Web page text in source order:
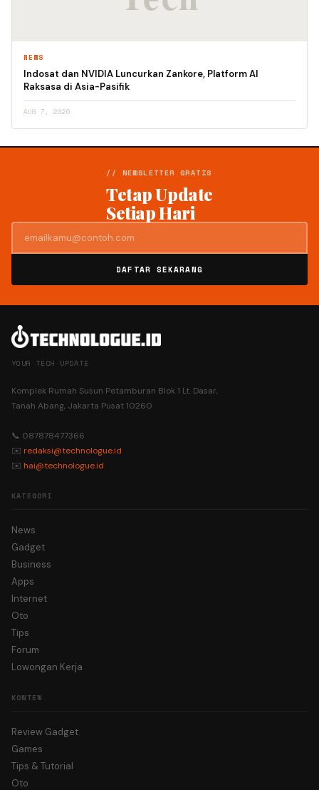
NEWS
Indosat dan NVIDIA Luncurkan Zankore, Platform AI
Raksasa di Asia-Pasifik
AUG 7, 2026
// NEWSLETTER GRATIS
Tetap Update
Setiap Hari
DAFTAR SEKARANG
YOUR TECH UPDATE
Komplek Rumah Susun Petamburan Blok 1 Lt. Dasar,
Tanah Abang, Jakarta Pusat 10260
📞 087878477366
✉️ redaksi@technologue.id
✉️ hai@technologue.id
KATEGORI
News
Gadget
Business
Apps
Internet
Oto
Tips
Forum
Lowongan Kerja
KONTEN
Review Gadget
Games
Tips & Tutorial
Oto